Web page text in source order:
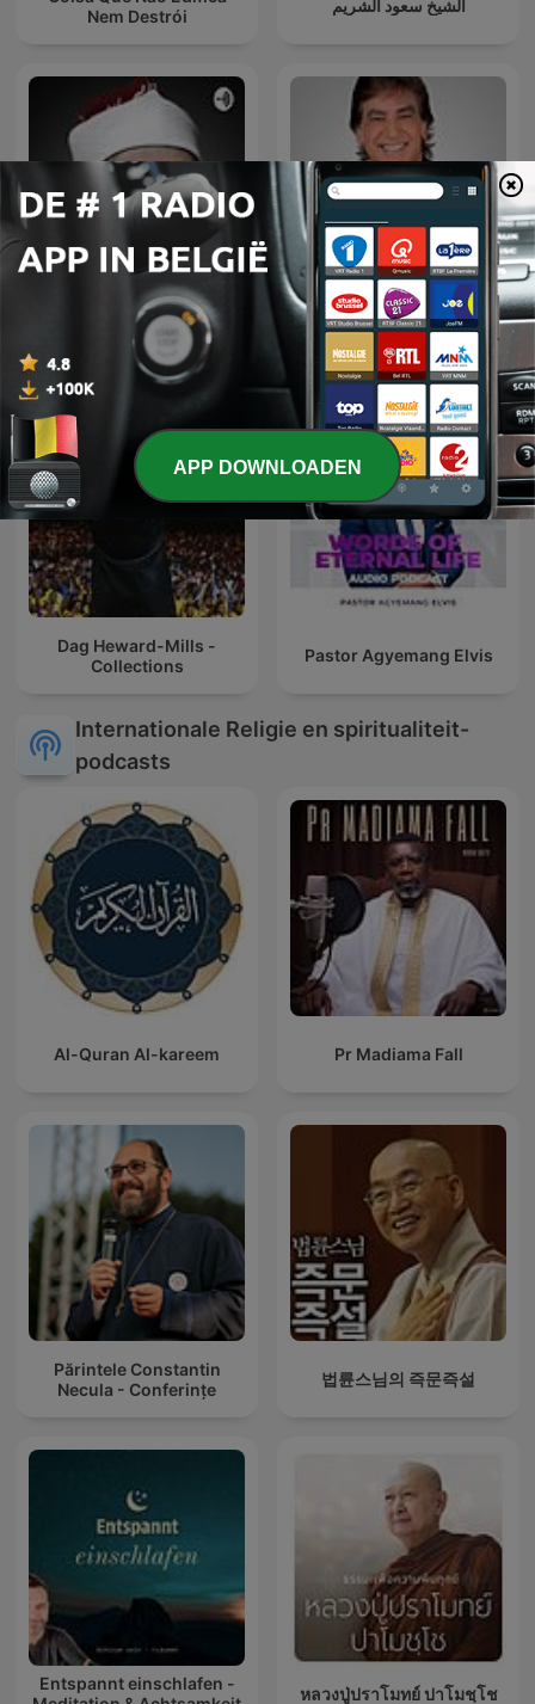
Nem Destrói
الشيخ سعود الشريم
قرآن كريم مجود بصوت الشيخ
عبد الباسط عبد الصمد صدقة
جارية
Dante Gebel Live
Dag Heward-Mills -
Collections
Pastor Agyemang Elvis
Internationale Religie en spiritualiteit-
podcasts
Al-Quran Al-kareem Pr Madiama Fall
Părintele Constantin
Necula - Conferințe
법륜스님의 즉문즉설
Entspannt einschlafen -
หลวงปู่ปราโมทย์ ปาโมชฺโช
APP DOWNLOADEN